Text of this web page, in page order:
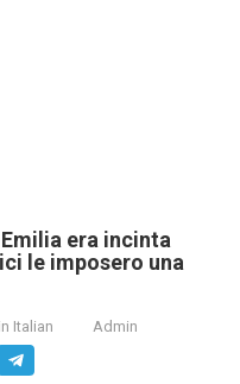
era incinta
le imposero una
Italian Admin